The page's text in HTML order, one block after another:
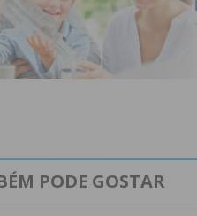
PODE GOSTAR